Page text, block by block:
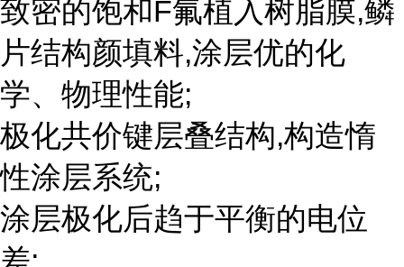
致密的饱和F氟植入树脂膜,鳞
片结构颜填料,涂层优的化
学、物理性能;
极化共价键层叠结构,构造惰
性涂层系统;
涂层极化后趋于平衡的电位
差;